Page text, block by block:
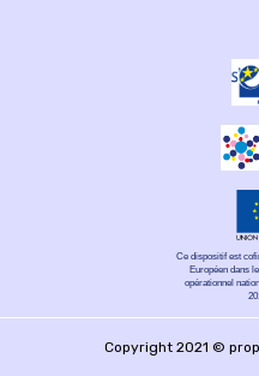
Ce dispositif est
Européen dans
opérationnel
Copyright 2021 ©